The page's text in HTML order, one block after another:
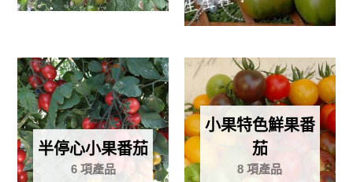
半停心小果番茄
6 項產品
小果特色鮮果番
茄
8 項產品